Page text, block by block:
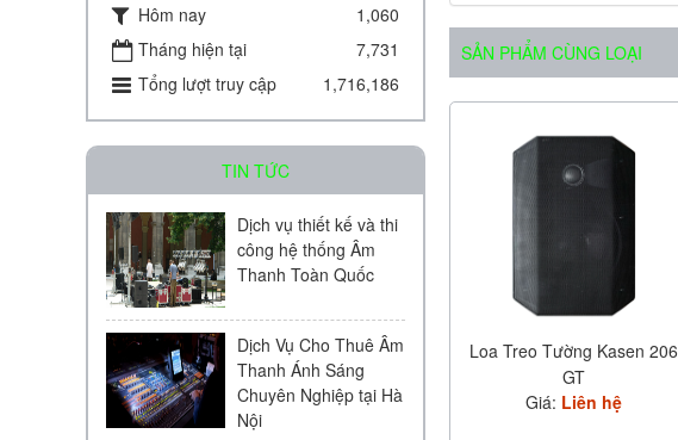
SẢN PHẨM CÙNG LOẠI
Loa Treo Tường Kasen 206
GT
Giá: Liên hệ
Amply chia 2 vùng KAC - J08D
Liên hệ
Amply chia 2 vùng KAC - J60D
Liên hệ
Hôm nay
1,060
Tháng hiện tại
7,731
Tổng lượt truy cập
1,716,186
TIN TỨC
Dịch vụ thiết kế và thi
công hệ thống Âm
Thanh Toàn Quốc
Dịch Vụ Cho Thuê Âm
Thanh Ánh Sáng
Chuyên Nghiệp tại Hà
Nội